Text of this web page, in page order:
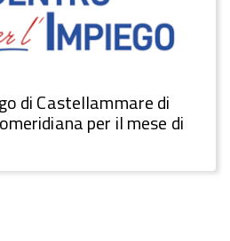
di Castellammare di
per il mese di